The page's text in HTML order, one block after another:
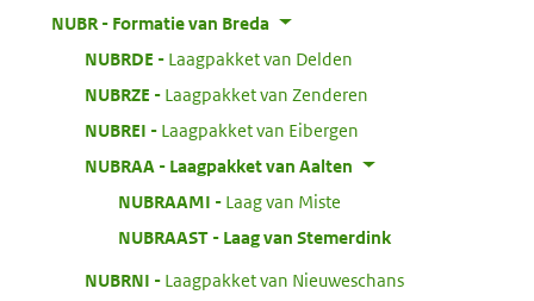
NUBR:
Formatie van Breda
NUBRDE
Laagpakket van Delden
NUBRZE
Laagpakket van Zenderen
NUBREI
Laagpakket van Eibergen
NUBRAA
Laagpakket van Aalten
NUBRAAMI
Laag van Miste
NUBRAAST:
Laag van Stemerdink
NUBRNI
Laagpakket van Nieuweschans